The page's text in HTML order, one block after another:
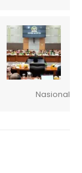
Nasional